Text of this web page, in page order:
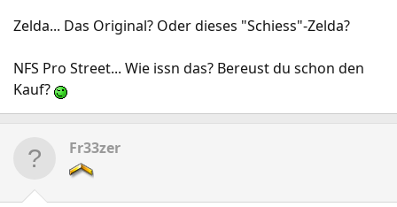
Zelda... Das Original? Oder dieses "Schiess"-Zelda?
NFS Pro Street... Wie issn das? Bereust du schon den
Kauf?
Fr33zer